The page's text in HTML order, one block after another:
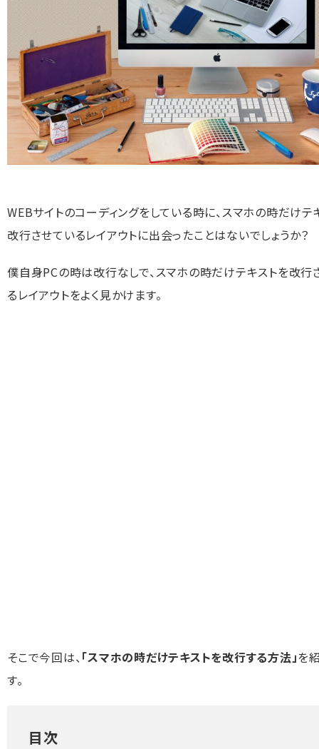
WEBサイトのコーディングをしている時に、スマホの時だけテ
改行させているレイアウトに出会ったことはないでしょうか？
僕自身PCの時は改行なしで、スマホの時だけテキストを改行
るレイアウトをよく見かけます。
そこで今回は、「スマホの時だけテキストを改行する方法」を
す。
目次